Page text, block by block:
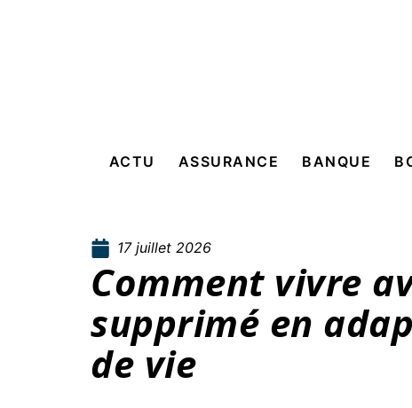
ACTU ASSURANCE BANQUE
17 juillet 2026
Comment vivre
supprimé en
de vie